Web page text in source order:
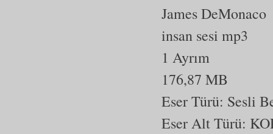
James DeMonaco
insan sesi mp3
1 Ayrım
176,87 MB
Eser Türü: Sesli
Eser Alt Türü: